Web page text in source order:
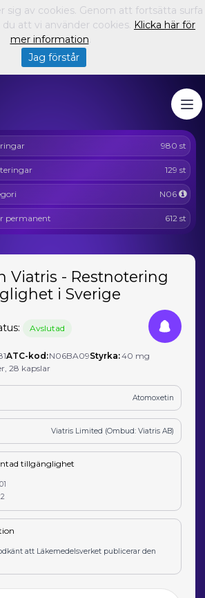
980 st
129 st
N06
permanent 612 st
Viatris - Restnotering
i Sverige
Avslutad
ATC-kod:N06BA09Styrka:40 mg
28 kapslar
Atomoxetin
Viatris Limited (Ombud: Viatris AB)
tillgänglighet
att Läkemedelsverket publicerar den
sig av cookies. Genom att fortsätta surfa
att vi använder cookies. Klicka här för
mer information.
Jag förstår